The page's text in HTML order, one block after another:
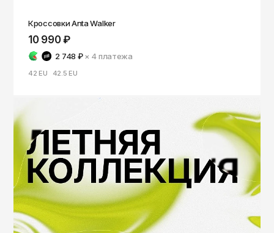
Кроссовки Anta Walker
10 990 ₽
2 748 ₽ × 4платежа
42 EU 42.5 EU
Уфа
Ухта
Хабаровск
Чебоксары
Челябинск
Черкесск
Чита
Элиста
Южно-Сахалинск